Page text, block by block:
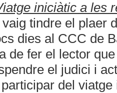
iniciàtic a les
tindre el plaer
dies al CCC de
de fer el lector
el judici i
del